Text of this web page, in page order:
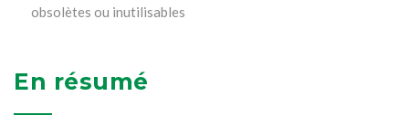
obsolètes ou inutilisables
En résumé